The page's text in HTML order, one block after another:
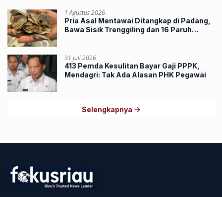
1 Agustus 2026
Pria Asal Mentawai Ditangkap di Padang,
Bawa Sisik Trenggiling dan 16 Paruh
31 Juli 2026
413 Pemda Kesulitan Bayar Gaji PPPK,
Mendagri: Tak Ada Alasan PHK Pegawai
Selengkapnya